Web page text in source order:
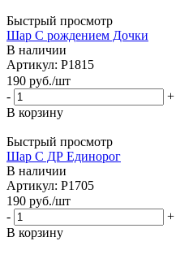
Быстрый просмотр
Шар С рождением Дочки
В наличии
Артикул: Р1815
190 руб./шт
-
+
В корзину
Быстрый просмотр
Шар С ДР Единорог
В наличии
Артикул: Р1705
190 руб./шт
-
+
В корзину